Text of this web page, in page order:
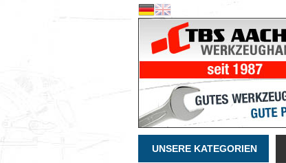
UNSERE KATEGORIEN